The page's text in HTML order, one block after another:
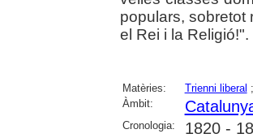
populars, sobretot
el Rei i la Religió!".
Matèries: Trienni liberal ;
Àmbit:
Cronologia: 1820 -